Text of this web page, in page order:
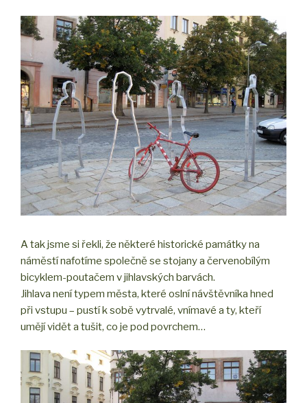
A tak jsme si řekli, že některé historické památky na
náměstí nafotíme společně se stojany a červenobílým
bicyklem-poutačem v jihlavských barvách.
Jihlava není typem města, které oslní návštěvníka hned
při vstupu – pustí k sobě vytrvalé, vnímavé a ty, kteří
umějí vidět a tušit, co je pod povrchem…